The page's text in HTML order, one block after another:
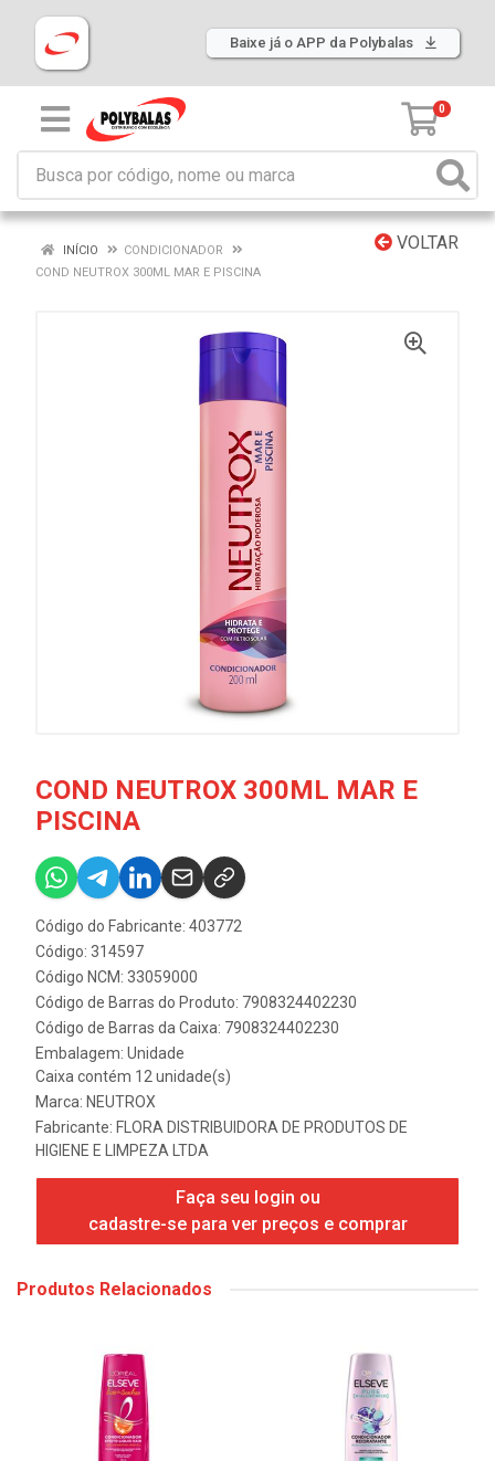
Baixe já o APP da Polybalas
0
VOLTAR
INÍCIO
CONDICIONADOR
COND NEUTROX 300ML MAR E PISCINA
COND NEUTROX 300ML MAR E
PISCINA
Código do Fabricante: 403772
Código: 314597
Código NCM: 33059000
Código de Barras do Produto: 7908324402230
Código de Barras da Caixa: 7908324402230
Embalagem: Unidade
Caixa contém 12 unidade(s)
Marca: NEUTROX
Fabricante: FLORA DISTRIBUIDORA DE PRODUTOS DE
HIGIENE E LIMPEZA LTDA
Faça seu login ou
cadastre-se para ver preços e comprar
Produtos Relacionados